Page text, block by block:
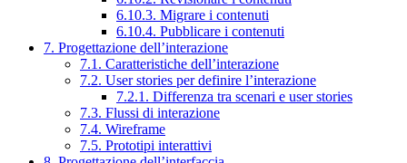
6.10.3. Migrare i contenuti
6.10.4. Pubblicare i contenuti
7. Progettazione dell’interazione
7.1. Caratteristiche dell’interazione
7.2. User stories per definire l’interazione
7.2.1. Differenza tra scenari e user stories
7.3. Flussi di interazione
7.4. Wireframe
7.5. Prototipi interattivi